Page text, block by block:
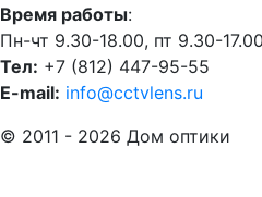
Время работы:
Пн-чт 9.30-18.00, пт 9.30-17.00
Тел: +7 (812) 447-95-55
E-mail: info@cctvlens.ru
© 2011 - 2026 Дом оптики